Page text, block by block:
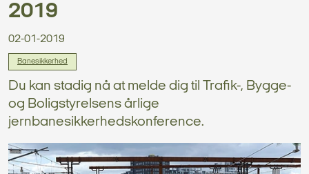
2019
02-01-2019
Banesikkerhed
Du kan stadig nå at melde dig til Trafik-, Bygge-
og Boligstyrelsens årlige
jernbanesikkerhedskonference.